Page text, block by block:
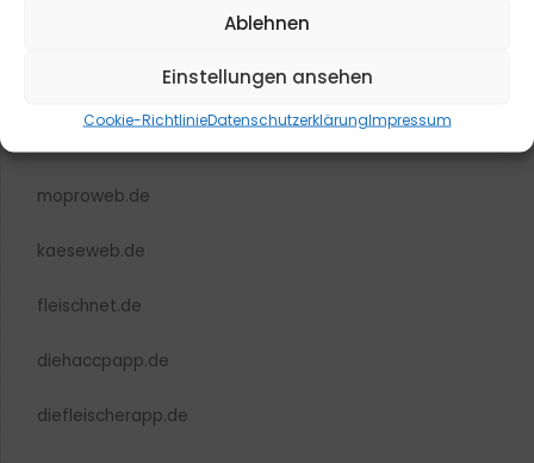
Ablehnen
Einstellungen ansehen
Cookie-RichtlinieDatenschutzerklärungImpressum
moproweb.de
kaeseweb.de
fleischnet.de
diehaccpapp.de
diefleischerapp.de